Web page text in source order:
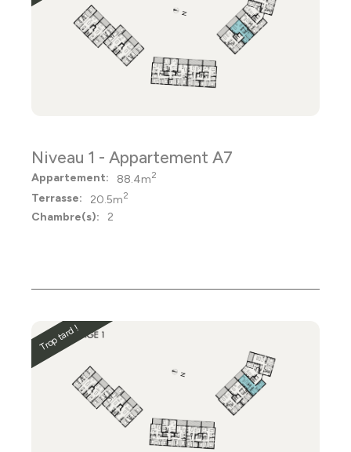
Niveau 1 - Appartement A7
Appartement: 88.4m2
Terrasse: 20.5m2
Chambre(s): 2
Trop tard !